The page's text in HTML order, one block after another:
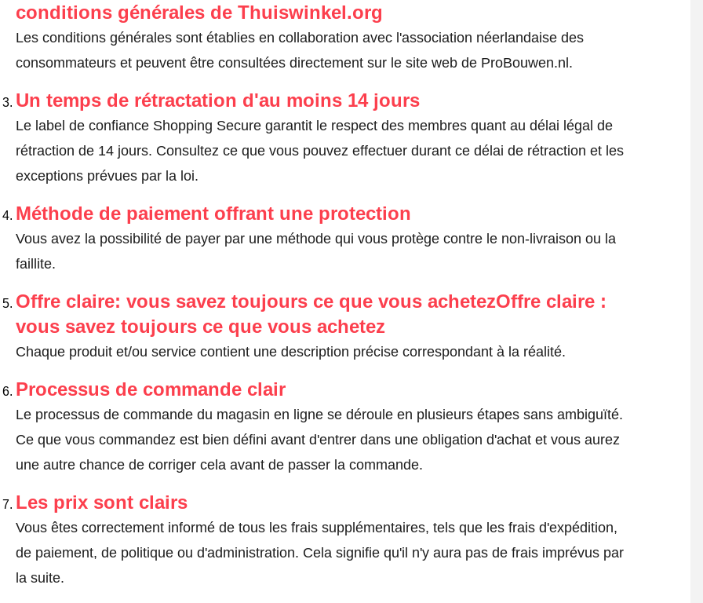
conditions générales de Thuiswinkel.org
Les conditions générales sont établies en collaboration avec l'association néerlandaise des
consommateurs et peuvent être consultées directement sur le site web de ProBouwen.nl.
Un temps de rétractation d'au moins 14 jours
Le label de confiance Shopping Secure garantit le respect des membres quant au délai légal de
rétraction de 14 jours. Consultez ce que vous pouvez effectuer durant ce délai de rétraction et les
exceptions prévues par la loi.
Méthode de paiement offrant une protection
Vous avez la possibilité de payer par une méthode qui vous protège contre le non-livraison ou la
faillite.
Offre claire: vous savez toujours ce que vous achetezOffre claire :
vous savez toujours ce que vous achetez
Chaque produit et/ou service contient une description précise correspondant à la réalité.
Processus de commande clair
Le processus de commande du magasin en ligne se déroule en plusieurs étapes sans ambiguïté.
Ce que vous commandez est bien défini avant d'entrer dans une obligation d'achat et vous aurez
une autre chance de corriger cela avant de passer la commande.
Les prix sont clairs
Vous êtes correctement informé de tous les frais supplémentaires, tels que les frais d'expédition,
de paiement, de politique ou d'administration. Cela signifie qu'il n'y aura pas de frais imprévus par
la suite.